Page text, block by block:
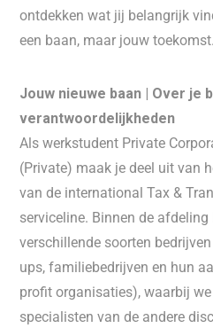
ontdekken wat jij belangrijk
een baan, maar jouw toekomst.
Jouw nieuwe baan | Over je
verantwoordelijkheden
Als werkstudent Private
(Private) maak je deel uit van
van de international Tax &
serviceline. Binnen de
verschillende soorten
ups, familiebedrijven en hun
profit organisaties), waarbij
specialisten van de andere